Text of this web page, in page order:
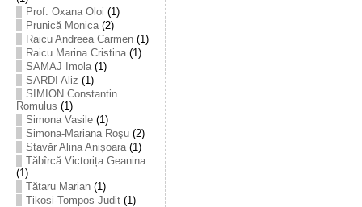
Prof. Oxana Oloi (1)
Prunică Monica(2)
Raicu Andreea Carmen(1)
Raicu Marina Cristina(1)
SAMAJ Imola(1)
SARDI Aliz (1)
SIMION Constantin
Romulus (1)
Simona Vasile(1)
Simona-Mariana Roşu(2)
Stavăr Alina Anișoara(1)
Tăbîrcă Victorița Geanina
(1)
Tătaru Marian(1)
Tikosi-Tompos Judit(1)